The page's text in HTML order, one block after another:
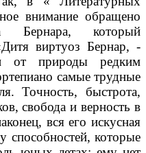
внимание обращено
Бернара, который
виртуоз Бернар, -
от природы редким
самые трудные
Точность, быстрота,
свобода и верность в
вся его искусная
способностей, которые